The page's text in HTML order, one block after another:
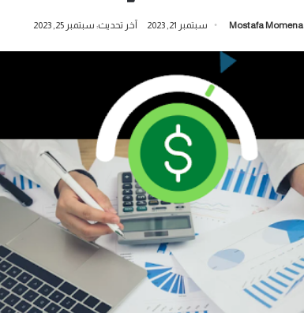
Mostafa Momena سبتمبر 21, 2023 آخر تحديث: سبتمبر 25, 2023